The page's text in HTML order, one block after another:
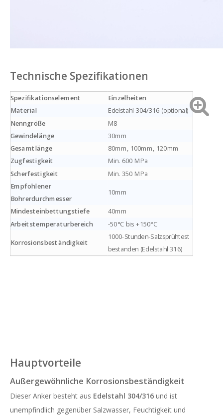
Technische Spezifikationen
Spezifikationselement
Einzelheiten
Material
Edelstahl 304/316 (optional)
Nenngröße
M8
Gewindelänge
30mm
Gesamtlänge
80mm, 100mm, 120mm
Zugfestigkeit
Min. 600 MPa
Scherfestigkeit
Min. 350 MPa
Empfohlener
Bohrerdurchmesser
10mm
Mindesteinbettungstiefe
40mm
Arbeitstemperaturbereich
-50°C bis +150°C
Korrosionsbeständigkeit
1000-Stunden-Salzsprühtest
bestanden (Edelstahl 316)
Hauptvorteile
Außergewöhnliche Korrosionsbeständigkeit
Dieser Anker besteht aus Edelstahl 304/316 und ist
unempfindlich gegenüber Salzwasser, Feuchtigkeit und